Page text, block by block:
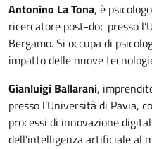
Antonino La Tona, è
ricercatore post-doc presso
Bergamo. Si occupa di
impatto delle nuove
Gianluigi Ballarani,
presso l’Università di Pavia,
processi di innovazione
dell’intelligenza artificiale al